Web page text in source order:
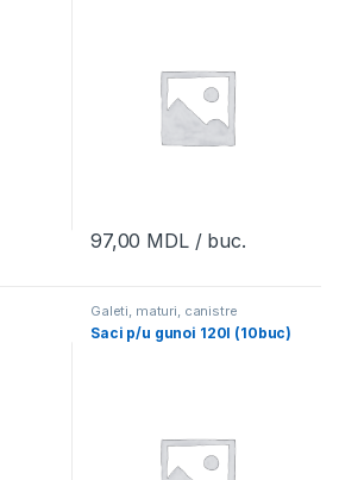
97,00 MDL/ buc.
Galeti, maturi, canistre
Saci p/u gunoi 120l (10buc)